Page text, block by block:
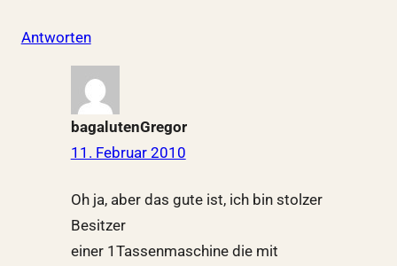
Antworten
bagalutenGregor
11. Februar 2010
Oh ja, aber das gute ist, ich bin stolzer
Besitzer
einer 1Tassenmaschine die mit